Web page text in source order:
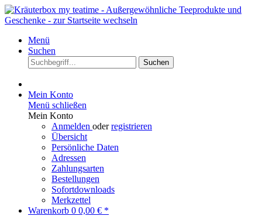
Menü
Suchen
Suchen
Mein Konto
Menü schließen
Mein Konto
Anmelden oderregistrieren
Übersicht
Persönliche Daten
Adressen
Zahlungsarten
Bestellungen
Sofortdownloads
Merkzettel
Warenkorb 0 0,00 € *